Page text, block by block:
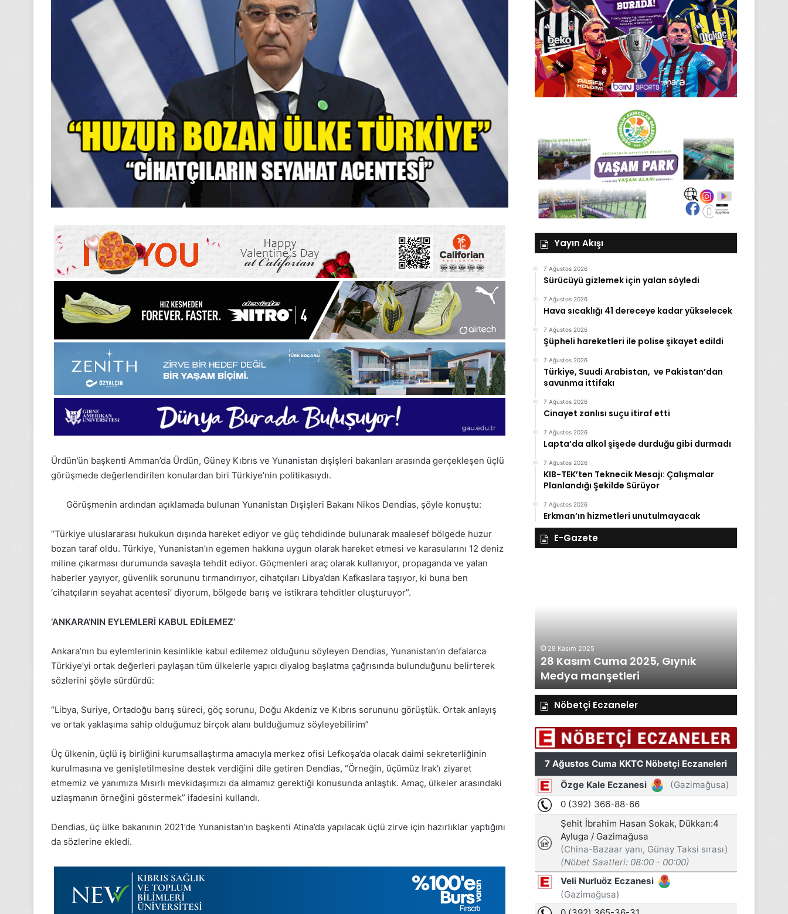
Ürdün’ün başkenti Amman’da Ürdün, Güney Kıbrıs ve Yunanistan dışişleri bakanları arasında gerçekleşen üçlü
görüşmede değerlendirilen konulardan biri Türkiye’nin politikasıydı.
Görüşmenin ardından açıklamada bulunan Yunanistan Dışişleri Bakanı Nikos Dendias, şöyle konuştu:
“Türkiye uluslararası hukukun dışında hareket ediyor ve güç tehdidinde bulunarak maalesef bölgede huzur
bozan taraf oldu. Türkiye, Yunanistan’ın egemen hakkına uygun olarak hareket etmesi ve karasularını 12 deniz
miline çıkarması durumunda savaşla tehdit ediyor. Göçmenleri araç olarak kullanıyor, propaganda ve yalan
haberler yayıyor, güvenlik sorununu tırmandırıyor, cihatçıları Libya’dan Kafkaslara taşıyor, ki buna ben
‘cihatçıların seyahat acentesi’ diyorum, bölgede barış ve istikrara tehditler oluşturuyor”.
‘ANKARA’NIN EYLEMLERİ KABUL EDİLEMEZ’
Ankara’nın bu eylemlerinin kesinlikle kabul edilemez olduğunu söyleyen Dendias, Yunanistan’ın defalarca
Türkiye’yi ortak değerleri paylaşan tüm ülkelerle yapıcı diyalog başlatma çağrısında bulunduğunu belirterek
sözlerini şöyle sürdürdü:
“Libya, Suriye, Ortadoğu barış süreci, göç sorunu, Doğu Akdeniz ve Kıbrıs sorununu görüştük. Ortak anlayış
ve ortak yaklaşıma sahip olduğumuz birçok alanı bulduğumuz söyleyebilirim”
Üç ülkenin, üçlü iş birliğini kurumsallaştırma amacıyla merkez ofisi Lefkoşa’da olacak daimi sekreterliğinin
kurulmasına ve genişletilmesine destek verdiğini dile getiren Dendias, “Örneğin, üçümüz Irak’ı ziyaret
etmemiz ve yanımıza Mısırlı mevkidaşımızı da almamız gerektiği konusunda anlaştık. Amaç, ülkeler arasındaki
uzlaşmanın örneğini göstermek” ifadesini kullandı.
Dendias, üç ülke bakanının 2021’de Yunanistan’ın başkenti Atina’da yapılacak üçlü zirve için hazırlıklar yaptığını
da sözlerine ekledi.
Yayın Akışı
7 Ağustos 2026
Sürücüyü gizlemek için yalan söyledi
7 Ağustos 2026
Hava sıcaklığı 41 dereceye kadar yükselecek
7 Ağustos 2026
Şüpheli hareketleri ile polise şikayet edildi
7 Ağustos 2026
Türkiye, Suudi Arabistan, ve Pakistan’dan
savunma ittifakı
7 Ağustos 2026
Cinayet zanlısı suçu itiraf etti
7 Ağustos 2026
Lapta’da alkol şişede durduğu gibi durmadı
7 Ağustos 2026
KIB-TEK’ten Teknecik Mesajı: Çalışmalar
Planlandığı Şekilde Sürüyor
7 Ağustos 2026
Erkman’ın hizmetleri unutulmayacak
E-Gazete
24
Kasım
Pazartesi
Medya
24 Kasım 2025
24 Kasım Pazartesi 2025, Gıynık
Medya manşetleri
1
Aralık
Pazartesi
1 Aralık 2025
1 Aralık Pazartesi 2025, Gıynık
Medya manşetleri
28 Kasım 2025
28 Kasım Cuma 2025, Gıynık
Medya manşetleri
Nöbetçi Eczaneler